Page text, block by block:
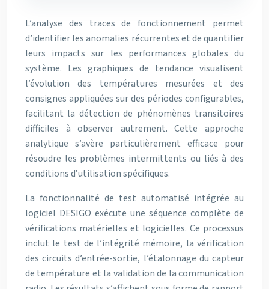
L’analyse des traces de fonctionnement permet
d’identifier les anomalies récurrentes et de quantifier
leurs impacts sur les performances globales du
système. Les graphiques de tendance visualisent
l’évolution des températures mesurées et des
consignes appliquées sur des périodes configurables,
facilitant la détection de phénomènes transitoires
difficiles à observer autrement. Cette approche
analytique s’avère particulièrement efficace pour
résoudre les problèmes intermittents ou liés à des
conditions d’utilisation spécifiques.
La fonctionnalité de test automatisé intégrée au
logiciel DESIGO exécute une séquence complète de
vérifications matérielles et logicielles. Ce processus
inclut le test de l’intégrité mémoire, la vérification
des circuits d’entrée-sortie, l’étalonnage du capteur
de température et la validation de la communication